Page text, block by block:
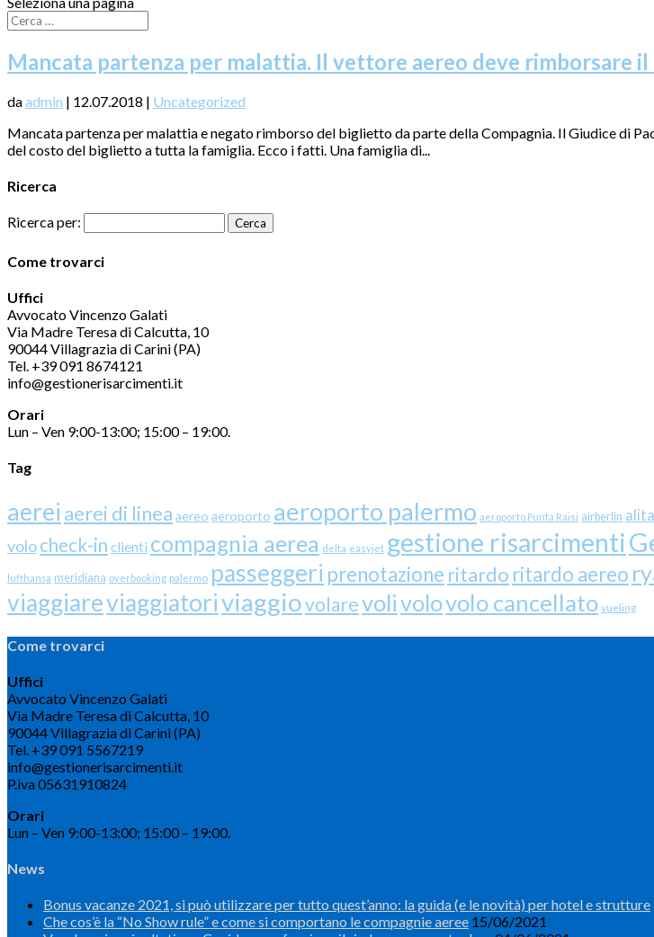
Mancata partenza per malattia. Il vettore aereo deve rimborsare
daadmin | 12.07.2018 | Uncategorized
Mancata partenza per malattia e negato rimborso del biglietto da parte della Compagnia. Il Giudice di
del costo del biglietto a tutta la famiglia. Ecco i fatti. Una famiglia di...
Ricerca
Ricerca per:
Come trovarci
Uffici
Avvocato Vincenzo Galati
Via Madre Teresa di Calcutta, 10
90044 Villagrazia di Carini (PA)
Tel. +39 091 8674121
info@gestionerisarcimenti.it
Orari
Lun – Ven 9:00-13:00; 15:00 – 19:00.
Tag
aerei aerei di linea aereo aeroporto aeroporto palermo aeroporto Punta Raisi airberlin
volocheck-in clienti compagnia aerea delta easyjet gestione risarcimenti
lufthansa meridiana overbooking palermo passeggeri prenotazione ritardo ritardo aereo
viaggiareviaggiatoriviaggiovolarevolivolovolo cancellato vueling
Come trovarci
Uffici
Avvocato Vincenzo Galati
Via Madre Teresa di Calcutta, 10
90044 Villagrazia di Carini (PA)
Tel. +39 091 5567219
info@gestionerisarcimenti.it
P.iva 05631910824
Orari
Lun – Ven 9:00-13:00; 15:00 – 19:00.
News
Bonus vacanze 2021, si può utilizzare per tutto quest’anno: la guida (e le novità) per hotel e strutture
Che cos’è la “No Show rule” e come si comportano le compagnie aeree 15/06/2021